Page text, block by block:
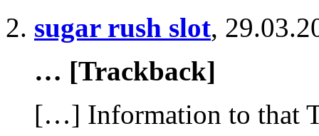
sugar rush slot,
… [Trackback]
[…] Information to that